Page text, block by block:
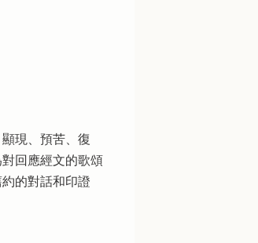
現、預苦、復
回應經文的歌頌
的對話和印證